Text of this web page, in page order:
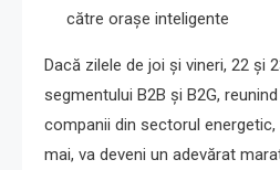
către orașe inteligente
Dacă zilele de joi și vineri, 22 și
segmentului B2B și B2G,
companii din sectorul
mai, va deveni un adevărat